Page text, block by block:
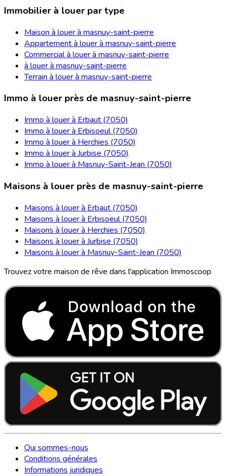
Immobilier à louer par type
Maison à louer à masnuy-saint-pierre
Appartement à louer à masnuy-saint-pierre
Commercial à louer à masnuy-saint-pierre
à louer à masnuy-saint-pierre
Terrain à louer à masnuy-saint-pierre
Immo à louer près de masnuy-saint-pierre
Immo à louer à Erbaut (7050)
Immo à louer à Erbisoeul (7050)
Immo à louer à Herchies (7050)
Immo à louer à Jurbise (7050)
Immo à louer à Masnuy-Saint-Jean (7050)
Maisons à louer près de masnuy-saint-pierre
Maisons à louer à Erbaut (7050)
Maisons à louer à Erbisoeul (7050)
Maisons à louer à Herchies (7050)
Maisons à louer à Jurbise (7050)
Maisons à louer à Masnuy-Saint-Jean (7050)
Trouvez votre maison de rêve dans l'application Immoscoop
Qui sommes-nous
Conditions générales
Informations juridiques